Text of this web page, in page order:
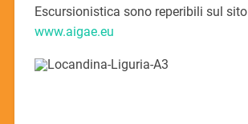
Escursionistica sono reperibili sul sito
www.aigae.eu